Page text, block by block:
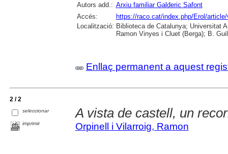
Autors add.: Arxiu familiar Galderic Safont
Accés:
https://raco.cat/index.php/Erol/
Localització: Biblioteca de Catalunya; Universitat
Ramon Vinyes i Cluet (Berga); B.
Enllaç permanent a aquest
2 / 2
seleccionar
imprimir
A vista de castell, un
Orpinell i Vilarroig, Ramon